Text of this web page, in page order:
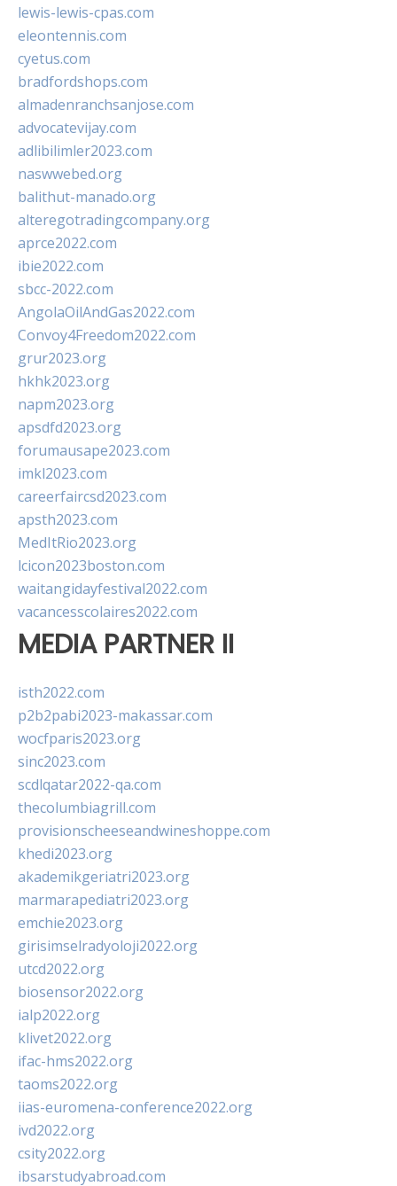
lewis-lewis-cpas.com
eleontennis.com
cyetus.com
bradfordshops.com
almadenranchsanjose.com
advocatevijay.com
adlibilimler2023.com
naswwebed.org
balithut-manado.org
alteregotradingcompany.org
aprce2022.com
ibie2022.com
sbcc-2022.com
AngolaOilAndGas2022.com
Convoy4Freedom2022.com
grur2023.org
hkhk2023.org
napm2023.org
apsdfd2023.org
forumausape2023.com
imkl2023.com
careerfaircsd2023.com
apsth2023.com
MedItRio2023.org
lcicon2023boston.com
waitangidayfestival2022.com
vacancesscolaires2022.com
MEDIA PARTNER II
isth2022.com
p2b2pabi2023-makassar.com
wocfparis2023.org
sinc2023.com
scdlqatar2022-qa.com
thecolumbiagrill.com
provisionscheeseandwineshoppe.com
khedi2023.org
akademikgeriatri2023.org
marmarapediatri2023.org
emchie2023.org
girisimselradyoloji2022.org
utcd2022.org
biosensor2022.org
ialp2022.org
klivet2022.org
ifac-hms2022.org
taoms2022.org
iias-euromena-conference2022.org
ivd2022.org
csity2022.org
ibsarstudyabroad.com